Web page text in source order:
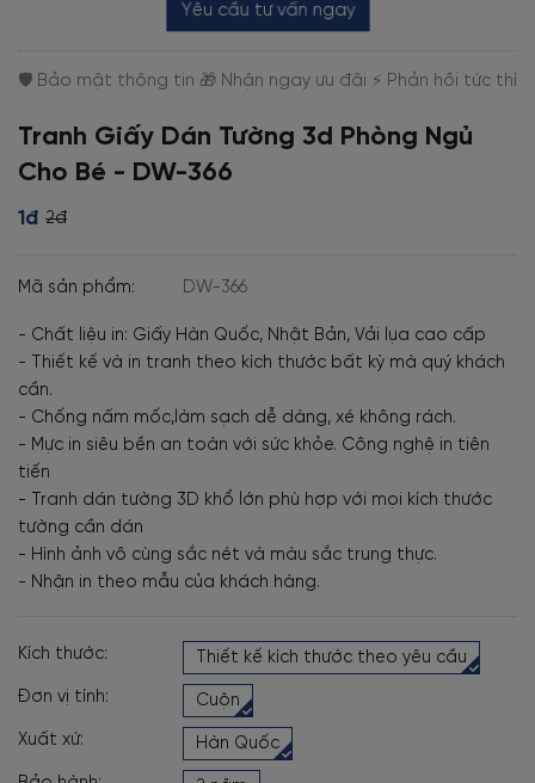
Yêu cầu tư vấn ngay
Tranh Giấy Dán Tường 3d Phòng Ngủ
Cho Bé - DW-366
1đ 2đ
Mã sản phẩm: DW-366
- Chất liệu in: Giấy Hàn Quốc, Nhật Bản, Vải lụa cao cấp
- Thiết kế và in tranh theo kích thước bất kỳ mà quý khách
cần.
- Chống nấm mốc,làm sạch dễ dàng, xé không rách.
- Mực in siêu bền an toàn với sức khỏe. Công nghệ in tiên
tiến
- Tranh dán tường 3D khổ lớn phù hợp với mọi kích thước
tường cần dán
- Hình ảnh vô cùng sắc nét và màu sắc trung thực.
- Nhận in theo mẫu của khách hàng.
Kích thước: Thiết kế kích thước theo yêu cầu
Đơn vị tính: Cuộn
Xuất xứ: Hàn Quốc